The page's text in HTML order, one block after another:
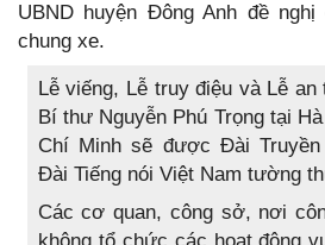
UBND huyện Đông Anh đề
chung xe.
Lễ viếng, Lễ truy điệu và Lễ an
Bí thư Nguyễn Phú Trọng tại
Chí Minh sẽ được Đài
Đài Tiếng nói Việt Nam tường
Các cơ quan, công sở, nơi